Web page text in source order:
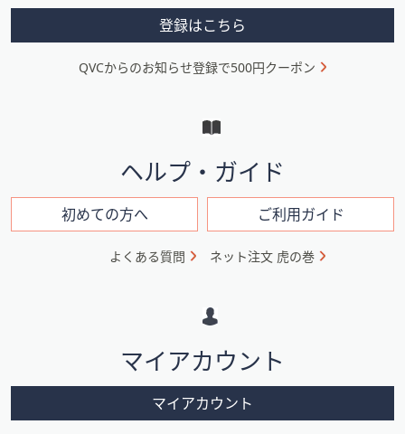
メ
ニ
ン
ン
登録はこちら
QVCからのお知らせ登録で500円クーポン
ヘルプ・ガイド
初めての方へ ご利用ガイド
よくある質問 ネット注文 虎の巻
マイアカウント
マイアカウント